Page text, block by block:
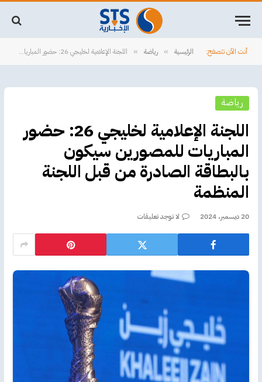
أنت الآن تتصفح: الرئيسية » رياضة » اللجنة الإعلامية لخليجي 26: حضور المباريات للمصورين سيكون بالبطاقة الصادرة من قبل اللجنة المنظمة
رياضة
اللجنة الإعلامية لخليجي 26: حضور
المباريات للمصورين سيكون
بالبطاقة الصادرة من قبل اللجنة
المنظمة
20 ديسمبر، 2024 لا توجد تعليقات